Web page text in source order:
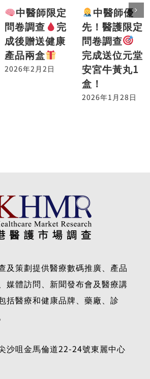
中醫師限定
問卷調查
完
成後贈送健康
產品兩盒
2026年2月2日
中醫師優
先！醫護限定
問卷調查
完成送位元堂
安宮牛黃丸1
盒！
2026年1月28日
及策劃提供醫療數碼推廣、產品
媒體訪問、新聞發布會及醫療講
括醫療和健康品牌、藥廠、診
沙咀金馬倫道22-24號東麗中心